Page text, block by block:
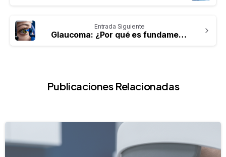
Entrada Siguiente
Glaucoma: ¿Por qué es fundamental la detección temprana?
Publicaciones Relacionadas